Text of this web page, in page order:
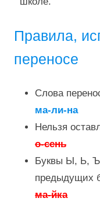
Правила,
переносе
Слова
ма-ли-на
Нельзя
о-сень
Буквы Ы, Ь,
предыдущих
ма-йка